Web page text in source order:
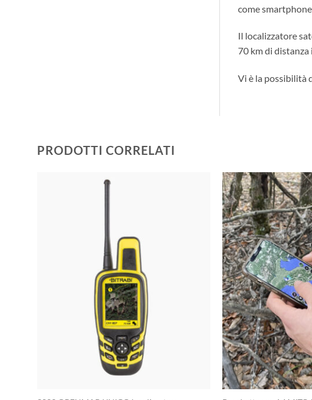
come
Il localizzatore
70 km di
Vi è la possibilità
PRODOTTI CORRELATI